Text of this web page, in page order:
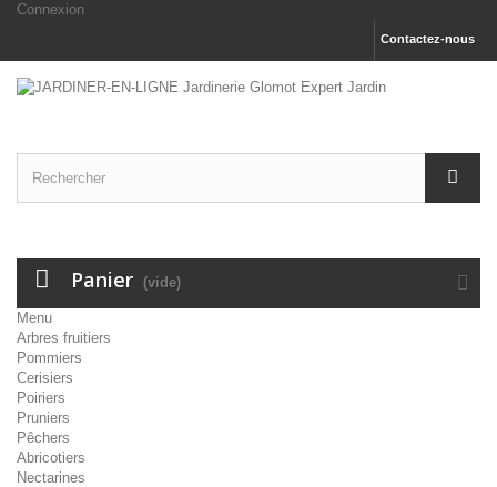
Connexion
Contactez-nous
Panier (vide)
Menu
Arbres fruitiers
Pommiers
Cerisiers
Poiriers
Pruniers
Pêchers
Abricotiers
Nectarines